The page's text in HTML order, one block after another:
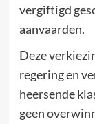
vergiftigd
aanvaarden.
Deze
regering en
heersende
geen